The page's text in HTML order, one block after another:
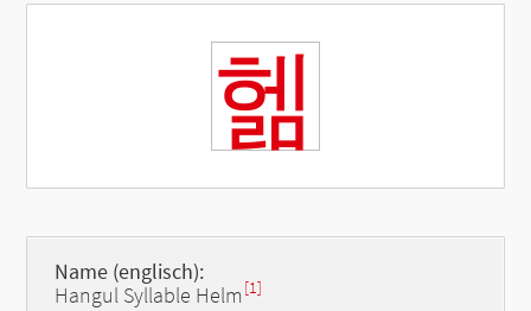
헮
Name (englisch):
Hangul Syllable Helm [1]